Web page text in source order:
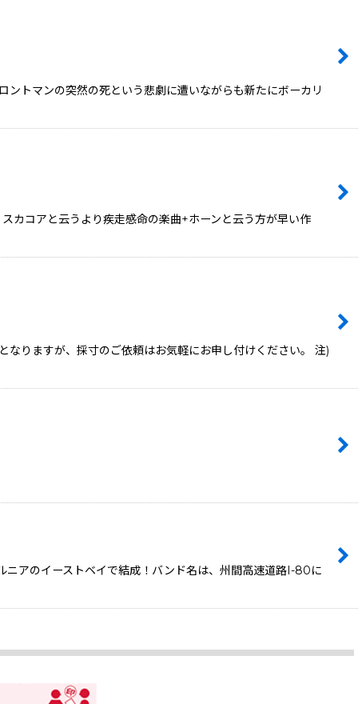
トマンの突然の死という悲劇に遭いながらも新たにボーカリ
カコアと云うより疾走感命の楽曲+ホーンと云う方が早い作
りますが、採寸のご依頼はお気軽にお申し付けください。 注)
アのイーストベイで結成！バンド名は、州間高速道路I-80に